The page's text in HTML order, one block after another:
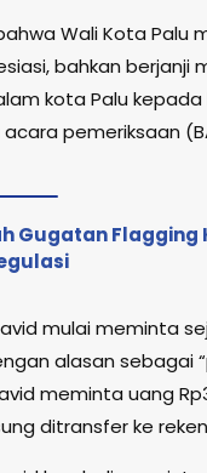
Wali Kota Palu
bahkan berjanji
kota Palu kepada
pemeriksaan
Gugatan Flagging
mulai meminta
alasan sebagai
meminta uang
ditransfer ke